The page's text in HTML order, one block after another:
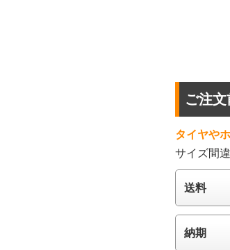
ご注文
タイヤや
サイズ間
送料
納期